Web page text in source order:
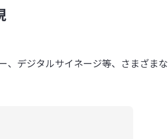
、デジタルサイネージ等、さまざまな